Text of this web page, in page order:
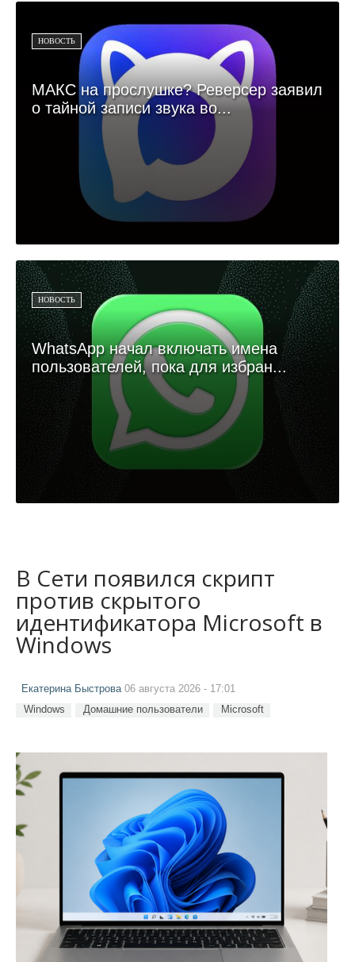
НОВОСТЬ
МАКС на прослушке? Реверсер заявил
о тайной записи звука во...
НОВОСТЬ
WhatsApp начал включать имена
пользователей, пока для избран...
В Сети появился скрипт
против скрытого
идентификатора Microsoft в
Windows
Екатерина Быстрова06 августа 2026 - 17:01
Windows Домашние пользователи Microsoft